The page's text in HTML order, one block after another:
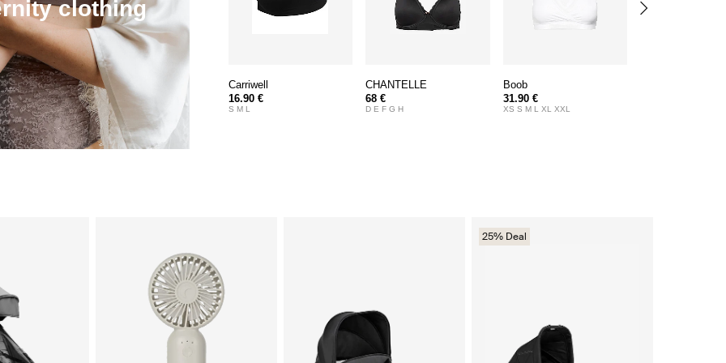
25% Deal
clothing
Carriwell
16.90 €
S M L
CHANTELLE
68 €
D E F G H
Boob
31.90 €
XS S M L XL XXL